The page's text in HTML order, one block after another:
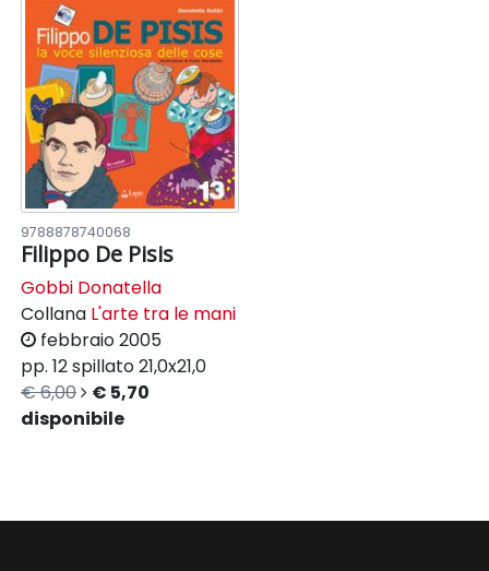
9788878740068
Filippo De Pisis
Gobbi Donatella
Collana L'arte tra le mani
febbraio 2005
pp. 12spillato21,0x21,0
€ 6,00
€ 5,70
disponibile